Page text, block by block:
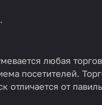
любая
посетителей.
отличается от